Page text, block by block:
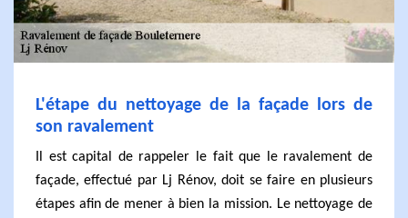
L'étape du nettoyage de la façade lors de
son ravalement
Il est capital de rappeler le fait que le ravalement de
façade, effectué par Lj Rénov, doit se faire en plusieurs
étapes afin de mener à bien la mission. Le nettoyage de